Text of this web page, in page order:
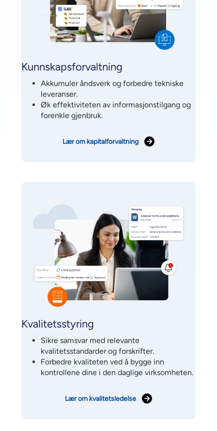
Kunnskapsforvaltning
Akkumuler åndsverk og forbedre tekniske
leveranser.
Øk effektiviteten av informasjonstilgang og
forenkle gjenbruk.
Lær om kapitalforvaltning
Kvalitetsstyring
Sikre samsvar med relevante
kvalitetsstandarder og forskrifter.
Forbedre kvaliteten ved å bygge inn
kontrollene dine i den daglige virksomheten.
Lær om kvalitetsledelse